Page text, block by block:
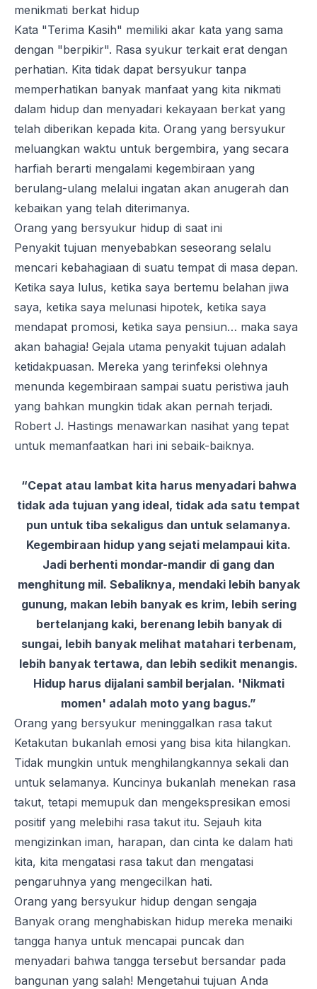
menikmati berkat hidup
Kata "Terima Kasih" memiliki akar kata yang sama
dengan "berpikir". Rasa syukur terkait erat dengan
perhatian. Kita tidak dapat bersyukur tanpa
memperhatikan banyak manfaat yang kita nikmati
dalam hidup dan menyadari kekayaan berkat yang
telah diberikan kepada kita. Orang yang bersyukur
meluangkan waktu untuk bergembira, yang secara
harfiah berarti mengalami kegembiraan yang
berulang-ulang melalui ingatan akan anugerah dan
kebaikan yang telah diterimanya.
Orang yang bersyukur hidup di saat ini
Penyakit tujuan menyebabkan seseorang selalu
mencari kebahagiaan di suatu tempat di masa depan.
Ketika saya lulus, ketika saya bertemu belahan jiwa
saya, ketika saya melunasi hipotek, ketika saya
mendapat promosi, ketika saya pensiun… maka saya
akan bahagia! Gejala utama penyakit tujuan adalah
ketidakpuasan. Mereka yang terinfeksi olehnya
menunda kegembiraan sampai suatu peristiwa jauh
yang bahkan mungkin tidak akan pernah terjadi.
Robert J. Hastings menawarkan nasihat yang tepat
untuk memanfaatkan hari ini sebaik-baiknya.
“Cepat atau lambat kita harus menyadari bahwa
tidak ada tujuan yang ideal, tidak ada satu tempat
pun untuk tiba sekaligus dan untuk selamanya.
Kegembiraan hidup yang sejati melampaui kita.
Jadi berhenti mondar-mandir di gang dan
menghitung mil. Sebaliknya, mendaki lebih banyak
gunung, makan lebih banyak es krim, lebih sering
bertelanjang kaki, berenang lebih banyak di
sungai, lebih banyak melihat matahari terbenam,
lebih banyak tertawa, dan lebih sedikit menangis.
Hidup harus dijalani sambil berjalan. 'Nikmati
momen' adalah moto yang bagus.”
Orang yang bersyukur meninggalkan rasa takut
Ketakutan bukanlah emosi yang bisa kita hilangkan.
Tidak mungkin untuk menghilangkannya sekali dan
untuk selamanya. Kuncinya bukanlah menekan rasa
takut, tetapi memupuk dan mengekspresikan emosi
positif yang melebihi rasa takut itu. Sejauh kita
mengizinkan iman, harapan, dan cinta ke dalam hati
kita, kita mengatasi rasa takut dan mengatasi
pengaruhnya yang mengecilkan hati.
Orang yang bersyukur hidup dengan sengaja
Banyak orang menghabiskan hidup mereka menaiki
tangga hanya untuk mencapai puncak dan
menyadari bahwa tangga tersebut bersandar pada
bangunan yang salah! Mengetahui tujuan Anda